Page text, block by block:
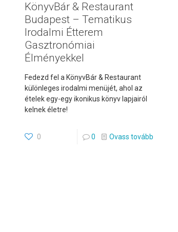
KönyvBár & Restaurant
Budapest – Tematikus
Irodalmi Étterem
Gasztronómiai
Élményekkel
Fedezd fel a KönyvBár & Restaurant
különleges irodalmi menüjét, ahol az
ételek egy-egy ikonikus könyv lapjairól
kelnek életre!
0 0 Ovass tovább